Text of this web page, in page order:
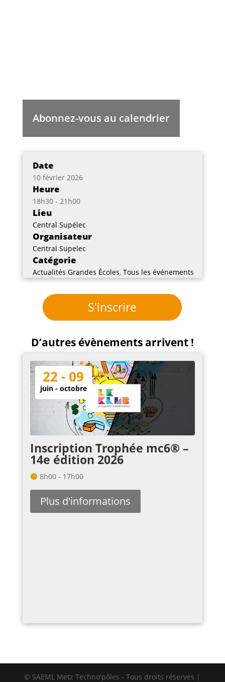
Abonnez-vous au calendrier
Date
10 février 2026
Heure
18h30 - 21h00
Lieu
Central Supélec
Organisateur
Central Supelec
Catégorie
Actualités Grandes Écoles, Tous les événements
S'inscrire
D’autres évènements arrivent !
22 - 09
juin - octobre
Inscription Trophée mc6® –
14e édition 2026
8h00 - 17h00
Plus d'informations
© SAEML Metz Techno'pôles - Tous droits réservés |